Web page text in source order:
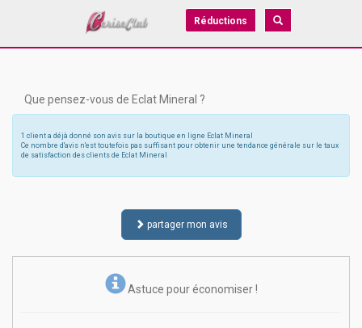
Réductions
Que pensez-vous de Eclat Mineral ?
1 client a déjà donné son avis sur la boutique en ligne Eclat Mineral
Ce nombre d'avis n'est toutefois pas suffisant pour obtenir une tendance générale sur le taux
de satisfaction des clients de Eclat Mineral
partager mon avis
Astuce pour économiser !